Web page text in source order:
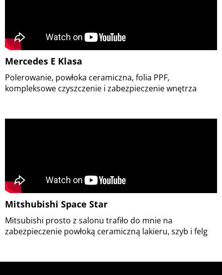
Mercedes E Klasa
Polerowanie, powłoka ceramiczna, folia PPF,
kompleksowe czyszczenie i zabezpieczenie wnętrza
Mitshubishi Space Star
Mitsubishi prosto z salonu trafiło do mnie na
zabezpieczenie powłoką ceramiczną lakieru, szyb i felg